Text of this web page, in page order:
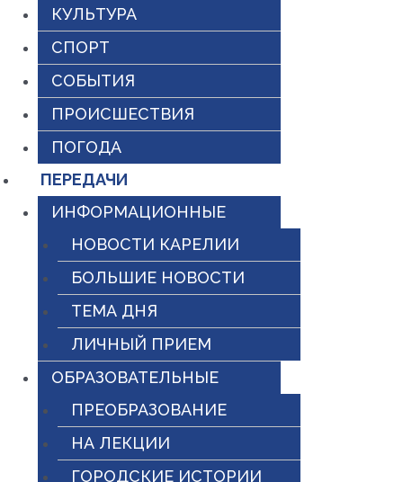
КУЛЬТУРА
СПОРТ
СОБЫТИЯ
ПРОИСШЕСТВИЯ
ПОГОДА
ПЕРЕДАЧИ
ИНФОРМАЦИОННЫЕ
НОВОСТИ КАРЕЛИИ
БОЛЬШИЕ НОВОСТИ
ТЕМА ДНЯ
ЛИЧНЫЙ ПРИЕМ
ОБРАЗОВАТЕЛЬНЫЕ
ПРЕОБРАЗОВАНИЕ
НА ЛЕКЦИИ
ГОРОДСКИЕ ИСТОРИИ